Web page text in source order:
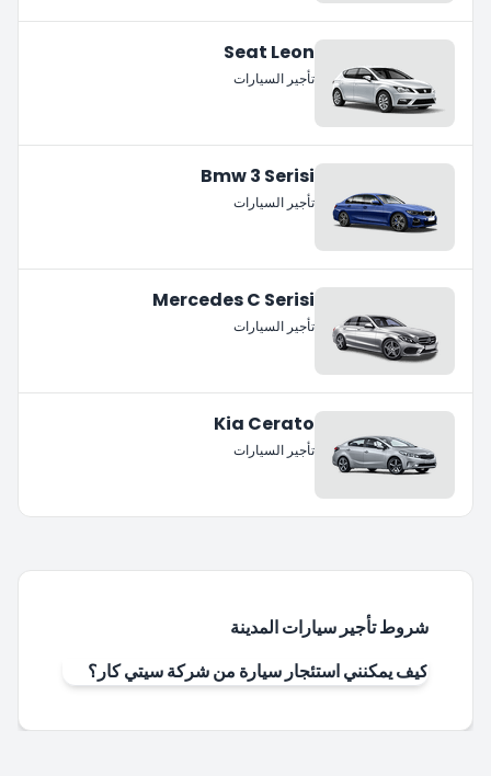
Seat Leon
تأجير السيارات
Bmw 3 Serisi
تأجير السيارات
Mercedes C Serisi
تأجير السيارات
Kia Cerato
تأجير السيارات
شروط تأجير سيارات المدينة
كيف يمكنني استئجار سيارة من شركة سيتي كار؟